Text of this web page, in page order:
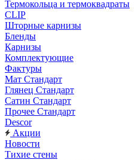
Термокольца и термоквадраты
CLIP
Шторные карнизы
Бленды
Карнизы
Комплектующие
Фактуры
Мат Стандарт
Глянец Стандарт
Сатин Стандарт
Прочее Стандарт
Descor
Акции
Новости
Тихие стены